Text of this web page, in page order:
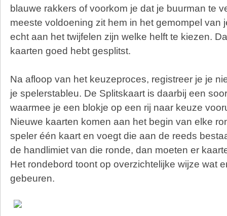
blauwe rakkers of voorkom je dat je buurman te
meeste voldoening zit hem in het gemompel van
echt aan het twijfelen zijn welke helft te kiezen.
kaarten goed hebt gesplitst.
Na afloop van het keuzeproces, registreer je je
je spelerstableu. De Splitskaart is daarbij een
waarmee je een blokje op een rij naar keuze
Nieuwe kaarten komen aan het begin van elke
speler één kaart en voegt die aan de reeds
de handlimiet van die ronde, dan moeten er
Het rondebord toont op overzichtelijke wijze wat
gebeuren.